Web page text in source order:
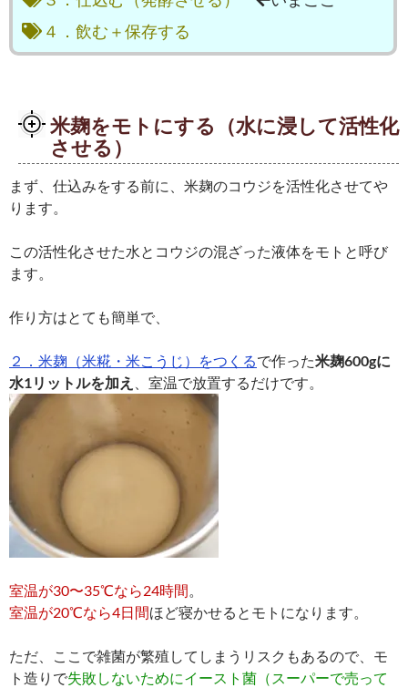
４．飲む＋保存する
米麹をモトにする（水に浸して活性化
させる）
まず、仕込みをする前に、米麹のコウジを活性化させてや
ります。
この活性化させた水とコウジの混ざった液体をモトと呼び
ます。
作り方はとても簡単で、
２．米麹（米糀・米こうじ）をつくるで作った米麹600gに
水1リットルを加え
、室温で放置するだけです。
室温が30〜35℃なら24時間。
室温が20℃なら4日間ほど寝かせるとモトになります。
ただ、ここで雑菌が繁殖してしまうリスクもあるので、モ
ト造りで失敗しないためにイースト菌（スーパーで売って